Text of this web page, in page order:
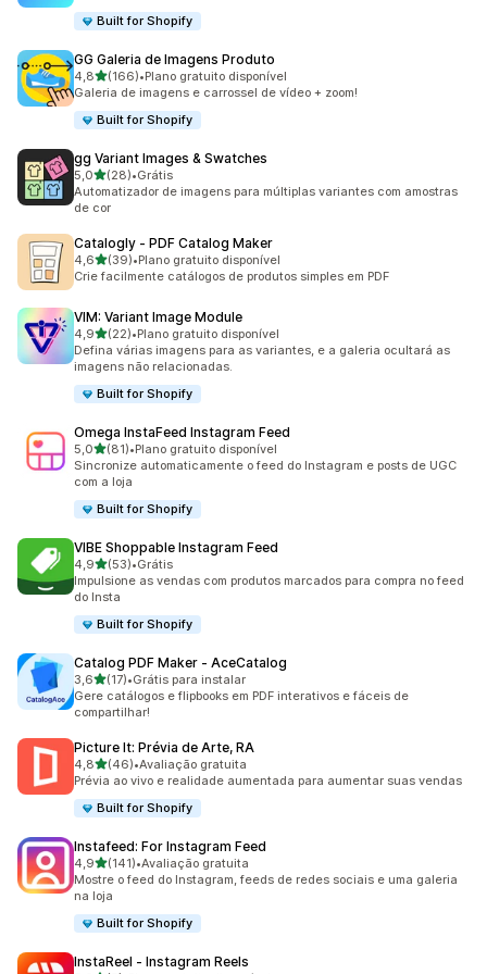
Built for Shopify
GG Galeria de Imagens Produto
4,8de 5 estrelas
(166)
166 avaliações ao todo
•Plano gratuito disponível
Galeria de imagens e carrossel de vídeo + zoom!
Built for Shopify
gg Variant Images & Swatches
5,0de 5 estrelas
(28)
28 avaliações ao todo
•Grátis
Automatizador de imagens para múltiplas variantes com amostras
de cor
Catalogly ‑ PDF Catalog Maker
4,6de 5 estrelas
(39)
39 avaliações ao todo
•Plano gratuito disponível
Crie facilmente catálogos de produtos simples em PDF
VIM: Variant Image Module
4,9de 5 estrelas
(22)
22 avaliações ao todo
•Plano gratuito disponível
Defina várias imagens para as variantes, e a galeria ocultará as
imagens não relacionadas.
Built for Shopify
Omega InstaFeed Instagram Feed
5,0de 5 estrelas
(81)
81 avaliações ao todo
•Plano gratuito disponível
Sincronize automaticamente o feed do Instagram e posts de UGC
com a loja
Built for Shopify
VIBE Shoppable Instagram Feed
4,9de 5 estrelas
(53)
53 avaliações ao todo
•Grátis
Impulsione as vendas com produtos marcados para compra no feed
do Insta
Built for Shopify
Catalog PDF Maker ‑ AceCatalog
3,6de 5 estrelas
(17)
17 avaliações ao todo
•Grátis para instalar
Gere catálogos e flipbooks em PDF interativos e fáceis de
compartilhar!
Picture It: Prévia de Arte, RA
4,8de 5 estrelas
(46)
46 avaliações ao todo
•Avaliação gratuita
Prévia ao vivo e realidade aumentada para aumentar suas vendas
Built for Shopify
Instafeed: For Instagram Feed
4,9de 5 estrelas
(141)
141 avaliações ao todo
•Avaliação gratuita
Mostre o feed do Instagram, feeds de redes sociais e uma galeria
na loja
Built for Shopify
InstaReel ‑ Instagram Reels